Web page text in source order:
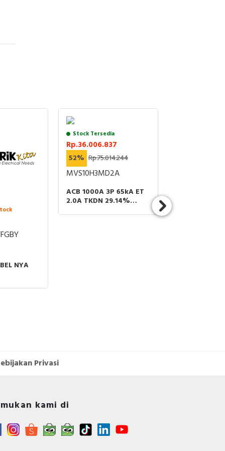
-
NYA
Stock Tersedia
Rp.36.006.837
52% Rp.75.014.244
MVS10H3MD2A
ACB 1000A 3P 65kA ET
2.0A TKDN 29.14%
Privasi
kami di